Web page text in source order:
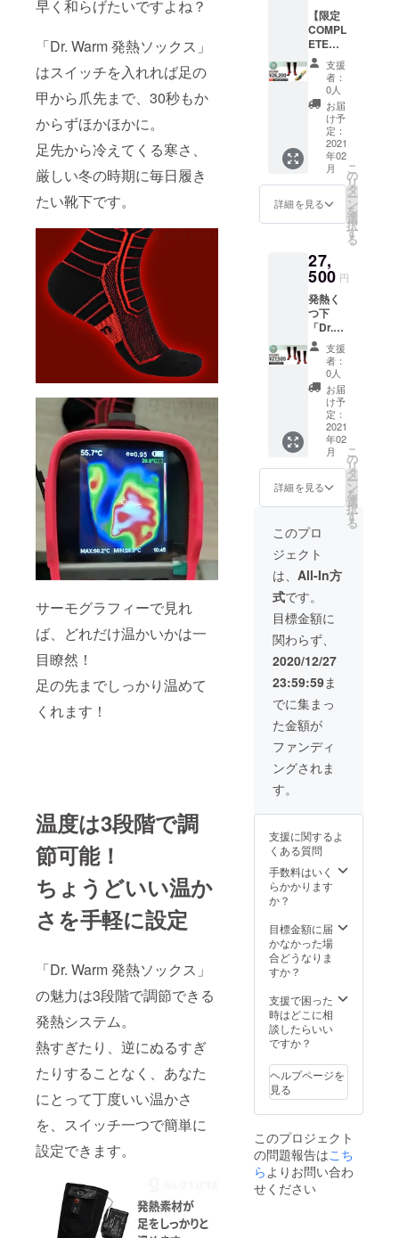
早く和らげたいですよね？
「Dr. Warm 発熱ソックス」
はスイッチを入れれば足の
甲から爪先まで、30秒もか
からずほかほかに。
足先から冷えてくる寒さ、
厳しい冬の時期に毎日履き
たい靴下です。
サーモグラフィーで見れ
ば、どれだけ温かいかは一
目瞭然！
足の先までしっかり温めて
くれます！
温度は3段階で調
節可能！
ちょうどいい温か
さを手軽に設定
「Dr. Warm 発熱ソックス」
の魅力は3段階で調節できる
発熱システム。
熱すぎたり、逆にぬるすぎ
たりすることなく、あなた
にとって丁度いい温かさ
を、スイッチ一つで簡単に
設定できます。
サイズ
をS〜
XLの中
からお
選びく
ださ
い。 ※
予定配
送時
期：
2021年
2月上旬
は2足と
も同じ
ものに
なりま
す。 ※
予定配
送時
期：
2021年
2月上旬
XLの中
からお
選びく
ださ
い。 ※
サイズ
は2足と
も同じ
ものに
なりま
す。 ※
予定配
送時
期：
2月上旬
【限定
COMPL
ETE
セッ
ト】 Dr.
Warm
「発熱
ソック
ス」と
「発熱
イン
ソー
ル」を
お得に
手に入
れる
ス！
【リ
ターン
内容】
「Dr.
Warm
発熱
ソック
ス」×1
「Dr.
Warm
発熱イ
ンソー
ル」×1
※「Dr.
Warm
発熱
サイズ
を
「22.0
〜
24.0」
「24.5
〜
26.0」
「26.5
〜
28.0」
「28.5
〜
30.5」
からお
選びく
ださ
い。
発熱イ
ンソー
ル」の
サイズ
をS〜
XLの中
ださ
い。 ※
予定配
2021年
2月上旬
支援
者：
0人
お届
け予
定：
2021
年02
月
詳細を見る
こ
の
リ
タ
ー
ン
を
選
択
す
る
27,
500 円
発熱く
つ下
「Dr.
Warm
発熱
ソック
ス」を
お得に
手に入
れる
チャン
ス！
【リ
ターン
内容】
「Dr.
Warm
発熱
ソック
ス」×2
※サイズ
を
「22.0
〜
24.0」
「24.5
〜
26.0」
「26.5
〜
28.0」
「28.5
〜
30.5」
ださ
サイズ
は2足と
も同じ
ものに
なりま
予定配
送時
期：
2021年
支援
者：
0人
お届
け予
定：
2021
年02
月
詳細を見る
こ
の
リ
タ
ー
ン
を
選
択
す
る
このプロ
ジェクト
は、 All-In方
式です。
目標金額に
関わらず、
2020/12/27
23:59:59ま
でに集まっ
た金額が
ファンディ
ングされま
す。
支援に関するよ
くある質問
手数料はいく
らかかります
か？
目標金額に届
かなかった場
合どうなりま
すか？
支援で困った
時はどこに相
談したらいい
ですか？
ヘルプページを
見る
このプロジェクト
の問題報告はこち
ら よりお問い合わ
せください